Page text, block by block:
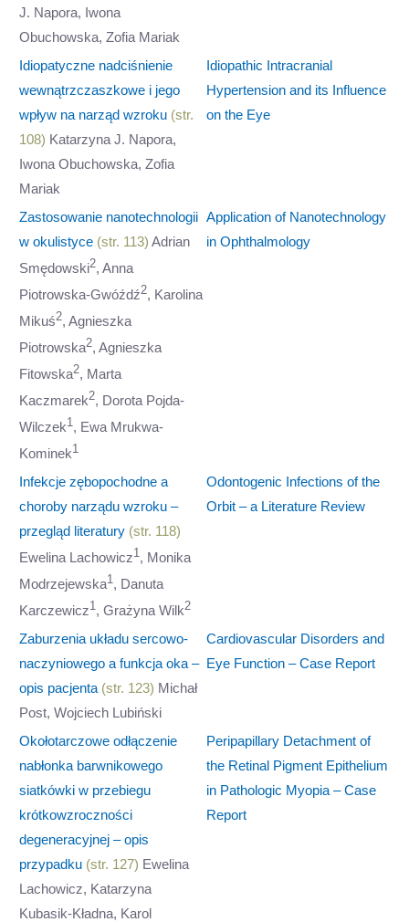
J. Napora, Iwona
Obuchowska, Zofia Mariak
Idiopatyczne nadciśnienie
wewnątrzczaszkowe i jego
wpływ na narząd wzroku (str.
108) Katarzyna J. Napora,
Iwona Obuchowska, Zofia
Mariak
Idiopathic Intracranial
Hypertension and its Influence
on the Eye
Zastosowanie nanotechnologii
w okulistyce (str. 113) Adrian
Smędowski2, Anna
Piotrowska-Gwóźdź2, Karolina
Mikuś2, Agnieszka
Piotrowska2, Agnieszka
Fitowska2, Marta
Kaczmarek2, Dorota Pojda-
Wilczek1 , Ewa Mrukwa-
Kominek1
Application of Nanotechnology
in Ophthalmology
Infekcje zębopochodne a
choroby narządu wzroku –
przegląd literatury (str. 118)
Ewelina Lachowicz1 , Monika
Modrzejewska1 , Danuta
Karczewicz1 , Grażyna Wilk2
Odontogenic Infections of the
Orbit – a Literature Review
Zaburzenia układu sercowo-
naczyniowego a funkcja oka –
opis pacjenta (str. 123) Michał
Post, Wojciech Lubiński
Cardiovascular Disorders and
Eye Function – Case Report
Okołotarczowe odłączenie
nabłonka barwnikowego
siatkówki w przebiegu
krótkowzroczności
degeneracyjnej – opis
przypadku (str. 127) Ewelina
Lachowicz, Katarzyna
Kubasik-Kładna, Karol
Peripapillary Detachment of
the Retinal Pigment Epithelium
in Pathologic Myopia – Case
Report